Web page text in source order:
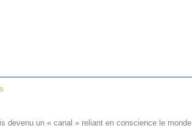
devenu un « canal » reliant en conscience le monde